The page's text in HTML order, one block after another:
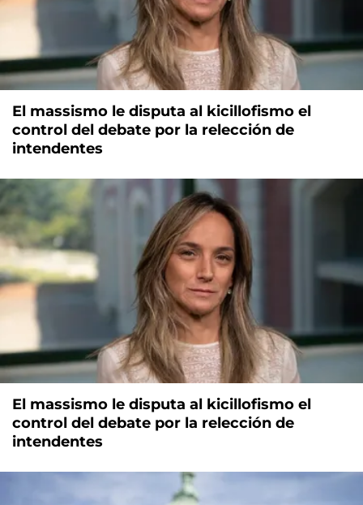
El massismo le disputa al kicillofismo el
control del debate por la relección de
intendentes
El massismo le disputa al kicillofismo el
control del debate por la relección de
intendentes